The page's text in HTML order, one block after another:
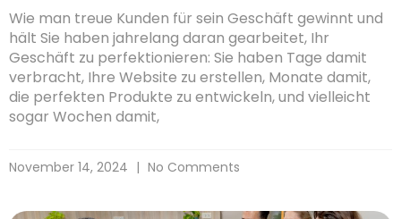
Wie man treue Kunden für sein Geschäft gewinnt und
hält Sie haben jahrelang daran gearbeitet, Ihr
Geschäft zu perfektionieren: Sie haben Tage damit
verbracht, Ihre Website zu erstellen, Monate damit,
die perfekten Produkte zu entwickeln, und vielleicht
sogar Wochen damit,
November 14, 2024 No Comments